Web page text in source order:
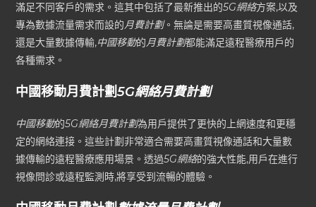
滿足不同客戶的需求。這其中包括了最新推出的5G網絡方案,以及
專為數據流量需求而設的月費計劃。無論是需要高畫質視像通話,
還是大量數據傳輸,中國移動的月費計劃都能滿足遠程醫療用戶的
各種需求。
中國移動月費計劃5G網絡月費計劃
中國移動的5G網絡月費計劃為用戶提供了更快的上網速度和更穩
定的網絡連接。這些計劃非常適合需要高畫質視像通話和大量數
據傳輸的遠程醫療應用場景。透過5G網絡的強大性能,用戶在進行
視像問診或遠程監測時,將享受到流暢的體驗。